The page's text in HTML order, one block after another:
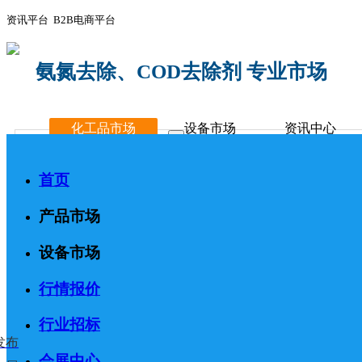
资讯平台 B2B电商平台
氨氮去除、COD去除剂 专业市场
化工品市场 设备市场 资讯中心
首页
产品市场
设备市场
行情报价
行业招标
布